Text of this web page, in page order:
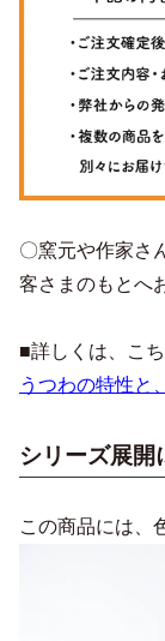
〇窯元や作家さ
客さまのもとへ
■詳しくは、こ
うつわの特性と
シリーズ展開
この商品には、